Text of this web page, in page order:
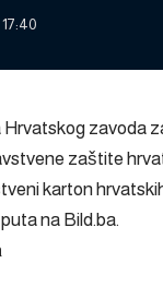
zavoda
zaštite
karton
na Bild.ba.